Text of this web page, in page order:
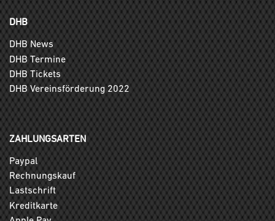
DHB
DHB News
DHB Termine
DHB Tickets
DHB Vereinsförderung 2022
ZAHLUNGSARTEN
Paypal
Rechnungskauf
Lastschrift
Kreditkarte